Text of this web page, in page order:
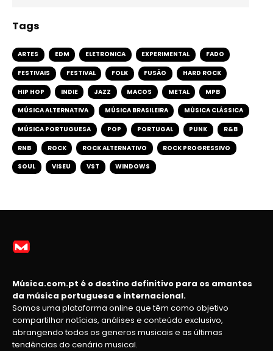
Tags
ARTES EDM ELETRONICA EXPERIMENTAL FADO
FESTIVAIS FESTIVAL FOLK FUSÃO HARD ROCK
HIP HOP INDIE JAZZ MACOS METAL MPB
MÚSICA ALTERNATIVA MÚSICA BRASILEIRA MÚSICA CLÁSSICA
MÚSICA PORTUGUESA POP PORTUGAL PUNK R&B
RNB ROCK ROCK ALTERNATIVO ROCK PROGRESSIVO
SOUL VISEU VST WINDOWS
Música.com.pt é o destino definitivo para os amantes
da música portuguesa e internacional.
Somos uma plataforma online que têm como objetivo
compartilhar notícias, análises e conteúdo exclusivo,
abrangendo todos os generos musicais e as últimas
tendências do cenário musical.